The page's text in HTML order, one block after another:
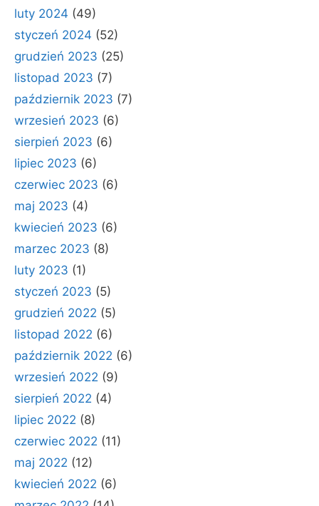
luty 2024 (49)
styczeń 2024 (52)
grudzień 2023 (25)
listopad 2023 (7)
październik 2023 (7)
wrzesień 2023 (6)
sierpień 2023 (6)
lipiec 2023 (6)
czerwiec 2023 (6)
maj 2023 (4)
kwiecień 2023 (6)
marzec 2023 (8)
luty 2023 (1)
styczeń 2023 (5)
grudzień 2022 (5)
listopad 2022 (6)
październik 2022 (6)
wrzesień 2022 (9)
sierpień 2022 (4)
lipiec 2022 (8)
czerwiec 2022 (11)
maj 2022 (12)
kwiecień 2022 (6)